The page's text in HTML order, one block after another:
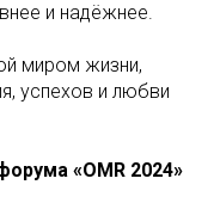
и надёжнее.
миром жизни,
успехов и любви
«OMR 2024»